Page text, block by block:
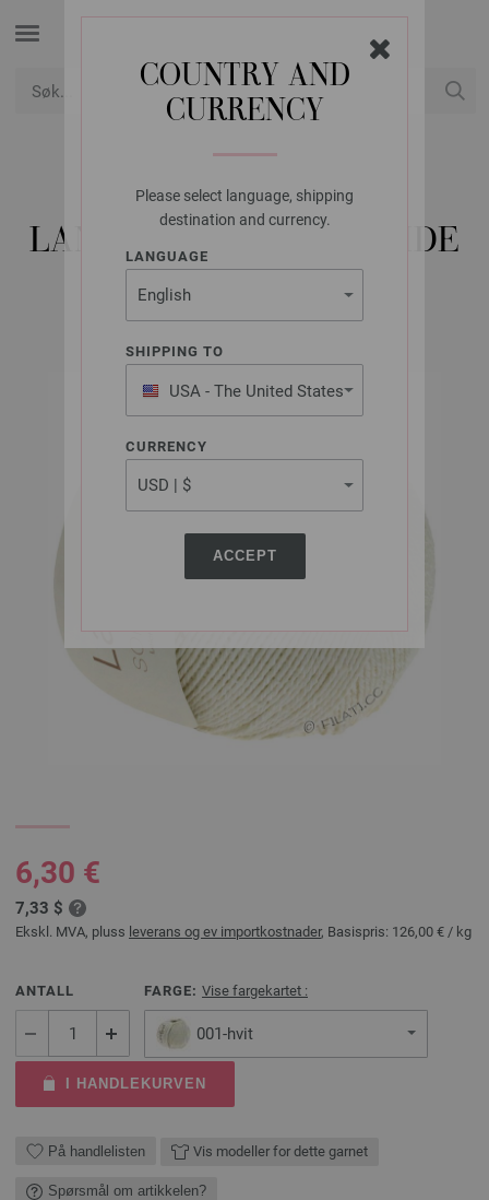
COUNTRY AND
CURRENCY
Please select language, shipping
destination and currency.
LANGUAGE
SHIPPING TO
USA - The United States
of America
CURRENCY
ACCEPT
LANA GROSSA
LANDLUST SOMMERSEIDE
6,30 €
7,33 $
Ekskl. MVA, pluss leverans og ev importkostnader, Basispris: 126,00 € / kg
ANTALL FARGE: Vise fargekartet :
001-hvit
I HANDLEKURVEN
På handlelisten Vis modeller for dette garnet
Spørsmål om artikkelen?